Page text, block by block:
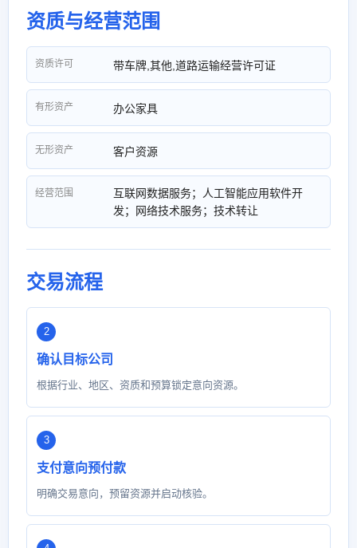
资质与经营范围
资质许可 带车牌,其他,道路运输经营许可证
有形资产 办公家具
无形资产 客户资源
经营范围
互联网数据服务；人工智能应用软件开
发；网络技术服务；技术转让
交易流程
确认目标公司
根据行业、地区、资质和预算锁定意向资源。
支付意向预付款
明确交易意向，预留资源并启动核验。